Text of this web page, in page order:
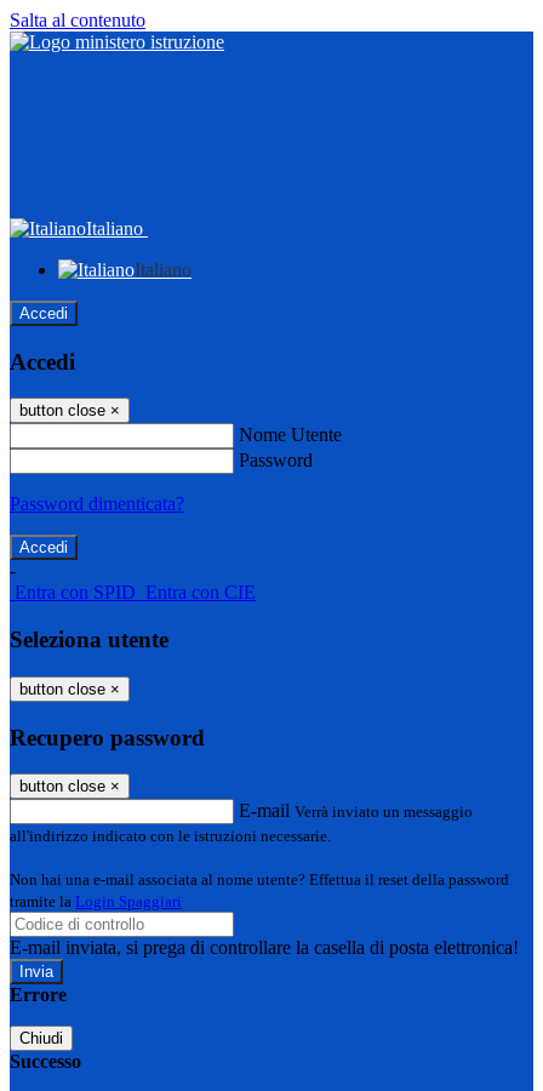
Salta al contenuto
Italiano
Italiano
Accedi
Accedi
button close ×
Nome Utente
Password
Password dimenticata?
-
Entra con SPID Entra con CIE
Seleziona utente
button close ×
Recupero password
button close ×
E-mail Verrà inviato un messaggio
all'indirizzo indicato con le istruzioni necessarie.
Non hai una e-mail associata al nome utente? Effettua il reset della password
tramite la Login Spaggiari
E-mail inviata, si prega di controllare la casella di posta elettronica!
Errore
Chiudi
Successo